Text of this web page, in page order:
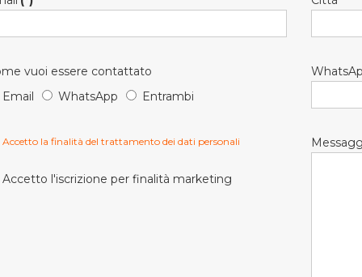
vuoi essere contattato
Email
WhatsApp Entrambi
Accetto la finalità del trattamento dei dati personali
Accetto l'iscrizione per finalità marketing